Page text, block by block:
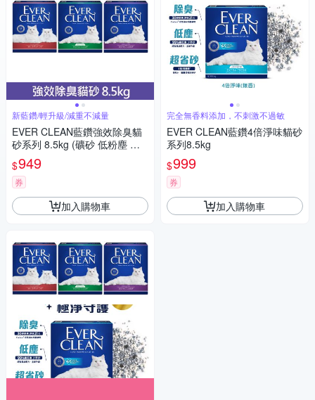
新藍鑽/輕升級/減重不減量
EVER CLEAN藍鑽強效除臭貓
砂系列 8.5kg (礦砂 低粉塵 除
臭 抑味 凝結)
$949
券
加入購物車
完全無香料添加，不刺激不過敏
EVER CLEAN藍鑽4倍淨味貓砂
系列8.5kg
$999
券
加入購物車